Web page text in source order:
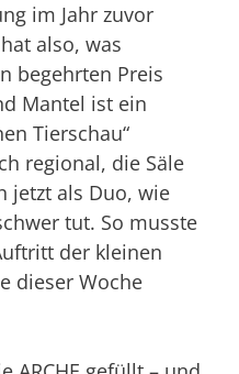
im Jahr zuvor
also, was
begehrten Preis
Mantel ist ein
Tierschau“
regional, die Säle
jetzt als Duo, wie
tut. So musste
der kleinen
dieser Woche